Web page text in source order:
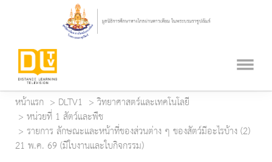
หน้าแรก DLTV1
วิทยาศาสตร์และเทคโนโลยี
หน่วยที่ 1 สัตว์และพืช
รายการ ลักษณะและหน้าที่ของส่วนต่าง ๆ ของสัตว์มีอะไรบ้าง (2)
21 พ.ค. 69 (มีใบงานและใบกิจกรรม)